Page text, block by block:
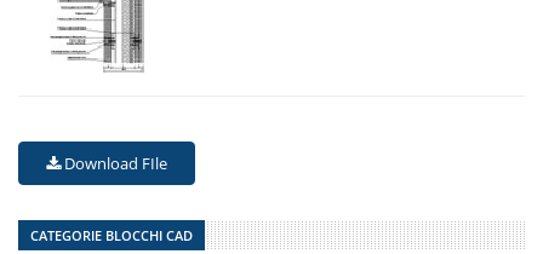
Download FIle
CATEGORIE BLOCCHI CAD